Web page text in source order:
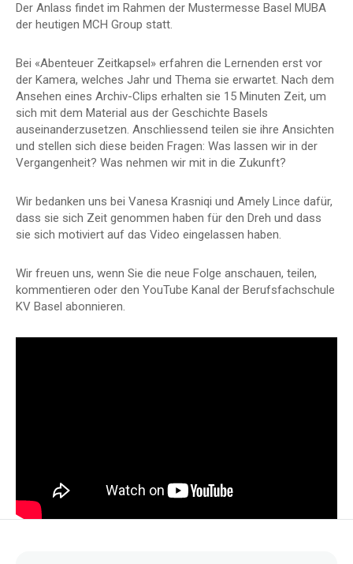
Der Anlass findet im Rahmen der Mustermesse Basel MUBA
der heutigen MCH Group statt.
Bei «Abenteuer Zeitkapsel» erfahren die Lernenden erst vor
der Kamera, welches Jahr und Thema sie erwartet. Nach dem
Ansehen eines Archiv-Clips erhalten sie 15 Minuten Zeit, um
sich mit dem Material aus der Geschichte Basels
auseinanderzusetzen. Anschliessend teilen sie ihre Ansichten
und stellen sich diese beiden Fragen: Was lassen wir in der
Vergangenheit? Was nehmen wir mit in die Zukunft?
Wir bedanken uns bei Vanesa Krasniqi und Amely Lince dafür,
dass sie sich Zeit genommen haben für den Dreh und dass
sie sich motiviert auf das Video eingelassen haben.
Wir freuen uns, wenn Sie die neue Folge anschauen, teilen,
kommentieren oder den YouTube Kanal der Berufsfachschule
KV Basel abonnieren.